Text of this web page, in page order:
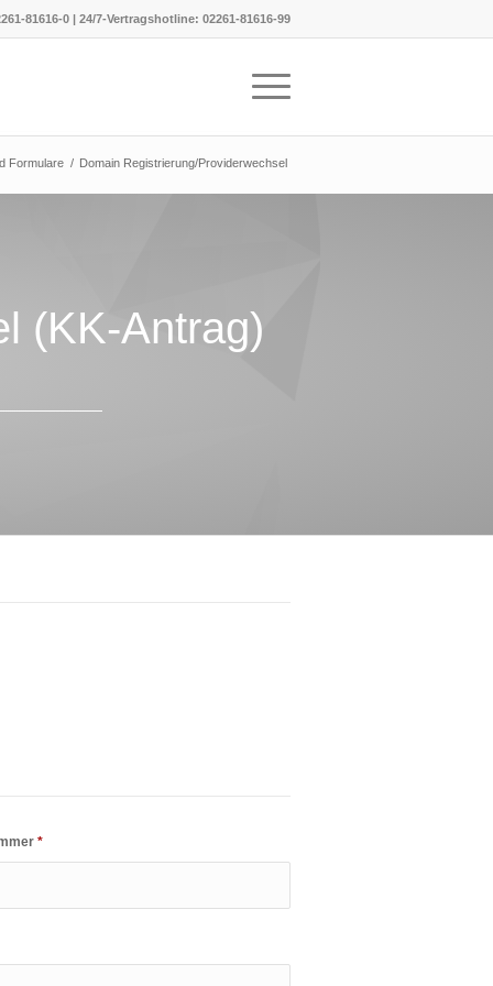
81616-0| 24/7-Vertragshotline: 02261-81616-99
Formulare / Domain Registrierung/Providerwechsel
(KK-Antrag)
*